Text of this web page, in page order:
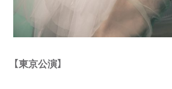
【東京公演】